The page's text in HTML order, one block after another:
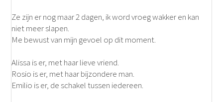
Ze zijn er nog maar 2 dagen, ik word vroeg wakker en kan
niet meer slapen.
Me bewust van mijn gevoel op dit moment.
Alissa is er, met haar lieve vriend.
Rosio is er, met haar bijzondere man.
Emilio is er, de schakel tussen iedereen.